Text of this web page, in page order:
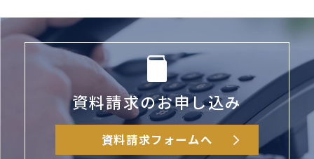
資料請求のお申し込み
資料請求フォームへ